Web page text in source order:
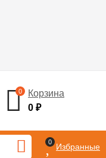
0
Корзина
0₽
0 Избранные